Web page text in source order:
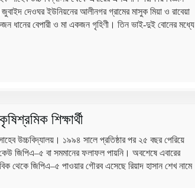
দেওঘর ইউনিয়নের আলীনগর গ্রামের মাসুক মিয়া ও রাবেয়া
ধানের বেপারী ও মা একজন গৃহিণী। তিন ভাই-দুই বোনের মধ্যে
শিক্ষার্থী
উচ্চবিদ্যালয়। ১৯৯৪ সালে প্রতিষ্ঠার পর ২৫ বছর পেরিয়ে
জিপিএ–৫ বা সমমানের ফলাফল পায়নি। অবশেষে এবারের
থেকে জিপিএ–৫ পাওয়ার গৌরব এসেছে রিয়াদ হাসান শেখ নামে